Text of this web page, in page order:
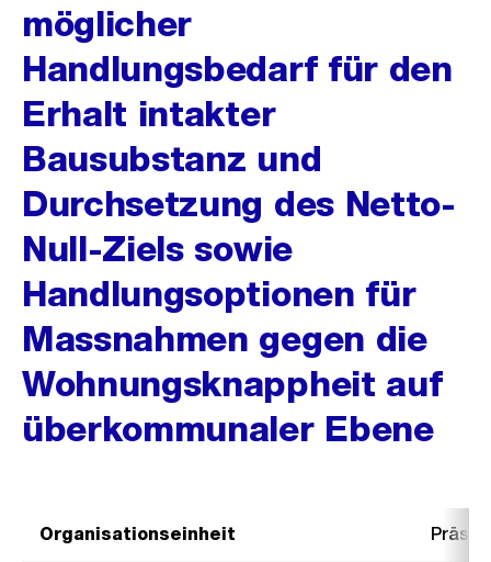
möglicher
Handlungsbedarf für den
Erhalt intakter
Bausubstanz und
Durchsetzung des Netto-
Null-Ziels sowie
Handlungsoptionen für
Massnahmen gegen die
Wohnungsknappheit auf
überkommunaler Ebene
Organisationseinheit